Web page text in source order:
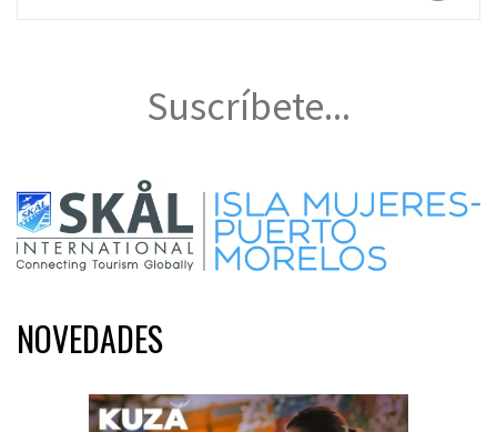
Suscríbete...
NOVEDADES